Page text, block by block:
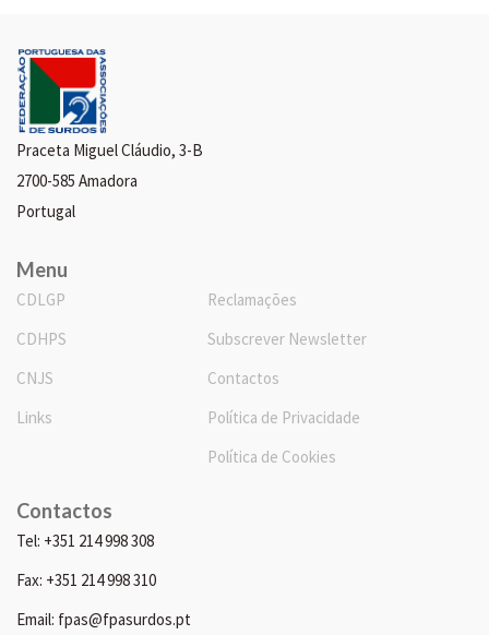
Praceta Miguel Cláudio, 3-B
2700-585 Amadora
Portugal
Menu
CDLGP
CDHPS
CNJS
Links
Reclamações
Subscrever Newsletter
Contactos
Política de Privacidade
Política de Cookies
Contactos
Tel: +351 214 998 308
Fax: +351 214 998 310
Email: fpas@fpasurdos.pt